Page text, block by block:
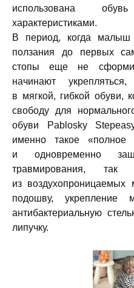
использована
характеристиками.
В период, когда малыш
ползания до первых
стопы еще не
начинают
в мягкой, гибкой обуви,
свободу для
обуви Pablosky
именно такое
и одновременно
травмирования,
из воздухопроницаемых
подошву,
антибактериальную
липучку.